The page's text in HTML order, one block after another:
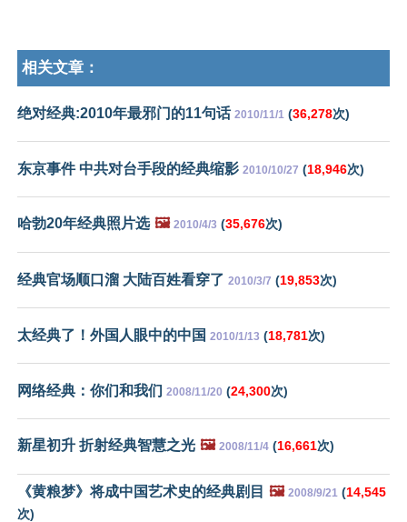
相关文章：
绝对经典:2010年最邪门的11句话 2010/11/1 (36,278次)
东京事件 中共对台手段的经典缩影 2010/10/27 (18,946次)
哈勃20年经典照片选 🖼️ 2010/4/3 (35,676次)
经典官场顺口溜 大陆百姓看穿了 2010/3/7 (19,853次)
太经典了！外国人眼中的中国 2010/1/13 (18,781次)
网络经典：你们和我们 2008/11/20 (24,300次)
新星初升 折射经典智慧之光 🖼️ 2008/11/4 (16,661次)
《黄粮梦》将成中国艺术史的经典剧目 🖼️ 2008/9/21 (14,545
次)